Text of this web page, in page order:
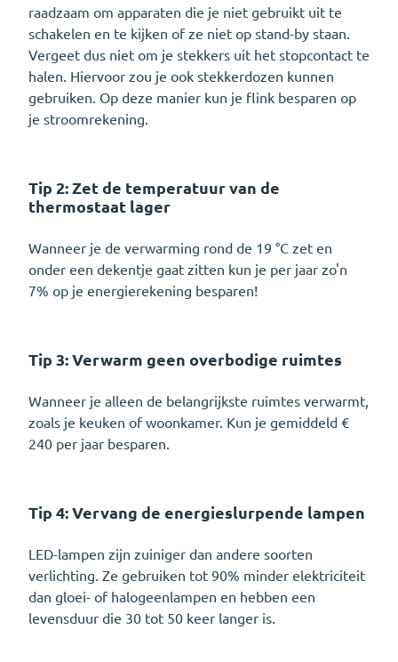
raadzaam om apparaten die je niet gebruikt uit te
schakelen en te kijken of ze niet op stand-by staan.
Vergeet dus niet om je stekkers uit het stopcontact te
halen. Hiervoor zou je ook stekkerdozen kunnen
gebruiken. Op deze manier kun je flink besparen op
je stroomrekening.
Tip 2: Zet de temperatuur van de
thermostaat lager
Wanneer je de verwarming rond de 19 °C zet en
onder een dekentje gaat zitten kun je per jaar zo'n
7% op je energierekening besparen!
Tip 3: Verwarm geen overbodige ruimtes
Wanneer je alleen de belangrijkste ruimtes verwarmt,
zoals je keuken of woonkamer. Kun je gemiddeld €
240 per jaar besparen.
Tip 4: Vervang de energieslurpende lampen
LED-lampen zijn zuiniger dan andere soorten
verlichting. Ze gebruiken tot 90% minder elektriciteit
dan gloei- of halogeenlampen en hebben een
levensduur die 30 tot 50 keer langer is.